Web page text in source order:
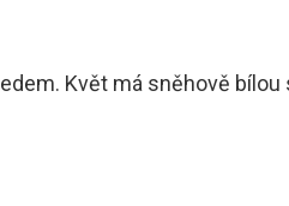
Květ má sněhově